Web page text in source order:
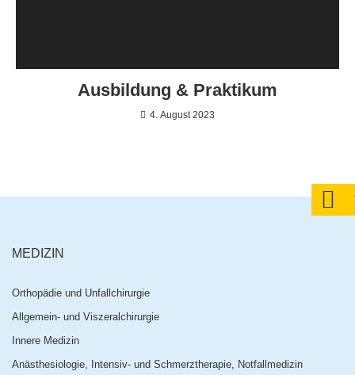
Ausbildung & Praktikum
4. August 2023
MEDIZIN
Orthopädie und Unfallchirurgie
Allgemein- und Viszeralchirurgie
Innere Medizin
Anästhesiologie, Intensiv- und Schmerztherapie, Notfallmedizin